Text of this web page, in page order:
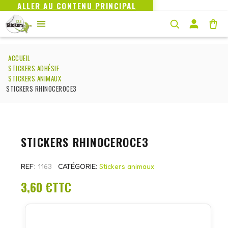
ALLER AU CONTENU PRINCIPAL
ACCUEIL
STICKERS ADHÉSIF
STICKERS ANIMAUX
STICKERS RHINOCEROCE3
STICKERS RHINOCEROCE3
REF 1163 CATÉGORIE Stickers animaux
3,60 €TTC